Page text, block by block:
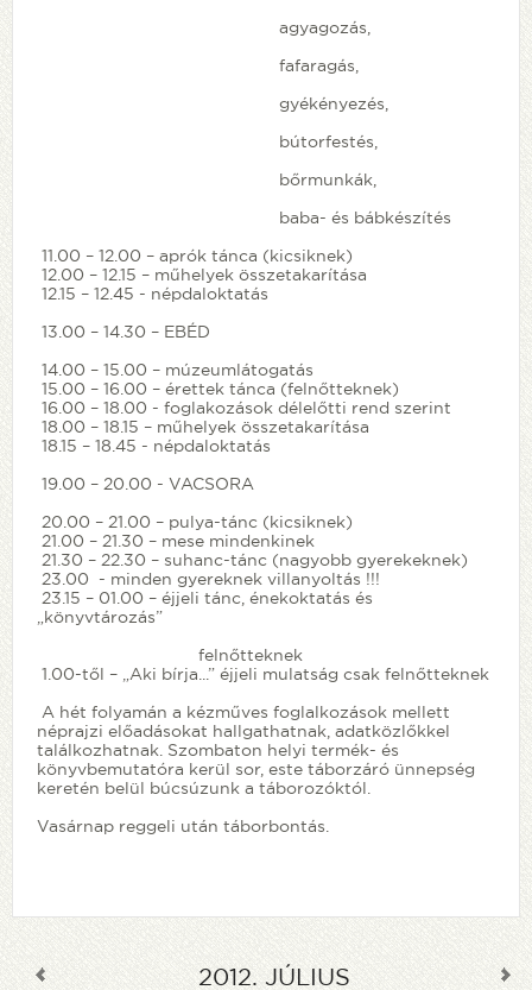
agyagozás,
fafaragás,
gyékényezés,
bútorfestés,
bőrmunkák,
baba- és bábkészítés
11.00 – 12.00 – aprók tánca (kicsiknek)
12.00 – 12.15 – műhelyek összetakarítása
12.15 – 12.45 - népdaloktatás
13.00 – 14.30 – EBÉD
14.00 – 15.00 – múzeumlátogatás
15.00 – 16.00 – érettek tánca (felnőtteknek)
16.00 – 18.00 - foglakozások délelőtti rend szerint
18.00 – 18.15 – műhelyek összetakarítása
18.15 – 18.45 - népdaloktatás
19.00 – 20.00 - VACSORA
20.00 – 21.00 – pulya-tánc (kicsiknek)
21.00 – 21.30 – mese mindenkinek
21.30 – 22.30 – suhanc-tánc (nagyobb gyerekeknek)
23.00 - minden gyereknek villanyoltás !!!
23.15 – 01.00 – éjjeli tánc, énekoktatás és
„könyvtározás”
felnőtteknek
1.00-től – „Aki bírja...” éjjeli mulatság csak felnőtteknek
A hét folyamán a kézműves foglalkozások mellett
néprajzi előadásokat hallgathatnak, adatközlőkkel
találkozhatnak. Szombaton helyi termék- és
könyvbemutatóra kerül sor, este táborzáró ünnepség
keretén belül búcsúzunk a táborozóktól.
Vasárnap reggeli után táborbontás.
2012.JÚLIUS